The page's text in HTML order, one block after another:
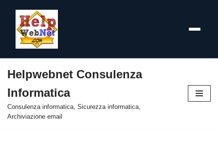
al
contenuto
Helpwebnet Consulenza
Informatica
Consulenza informatica, Sicurezza informatica,
Archiviazione email